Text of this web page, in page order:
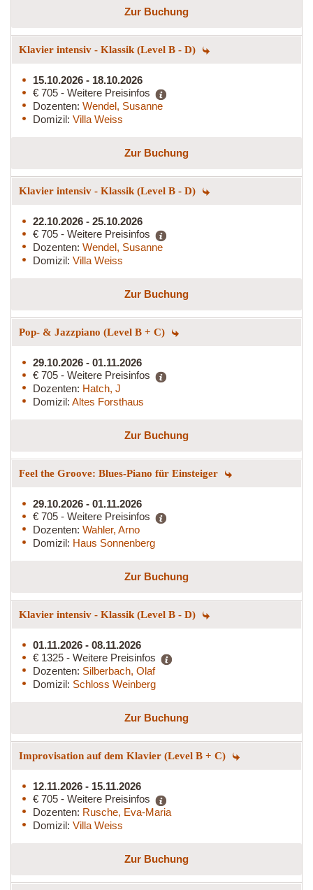
Zur Buchung
Klavier intensiv - Klassik (Level B - D)
15.10.2026 - 18.10.2026
€ 705 - Weitere Preisinfos
Dozenten: Wendel, Susanne
Domizil: Villa Weiss
Zur Buchung
Klavier intensiv - Klassik (Level B - D)
22.10.2026 - 25.10.2026
€ 705 - Weitere Preisinfos
Dozenten: Wendel, Susanne
Domizil: Villa Weiss
Zur Buchung
Pop- & Jazzpiano (Level B + C)
29.10.2026 - 01.11.2026
€ 705 - Weitere Preisinfos
Dozenten: Hatch, J
Domizil: Altes Forsthaus
Zur Buchung
Feel the Groove: Blues-Piano für Einsteiger
29.10.2026 - 01.11.2026
€ 705 - Weitere Preisinfos
Dozenten: Wahler, Arno
Domizil: Haus Sonnenberg
Zur Buchung
Klavier intensiv - Klassik (Level B - D)
01.11.2026 - 08.11.2026
€ 1325 - Weitere Preisinfos
Dozenten: Silberbach, Olaf
Domizil: Schloss Weinberg
Zur Buchung
Improvisation auf dem Klavier (Level B + C)
12.11.2026 - 15.11.2026
€ 705 - Weitere Preisinfos
Dozenten: Rusche, Eva-Maria
Domizil: Villa Weiss
Zur Buchung